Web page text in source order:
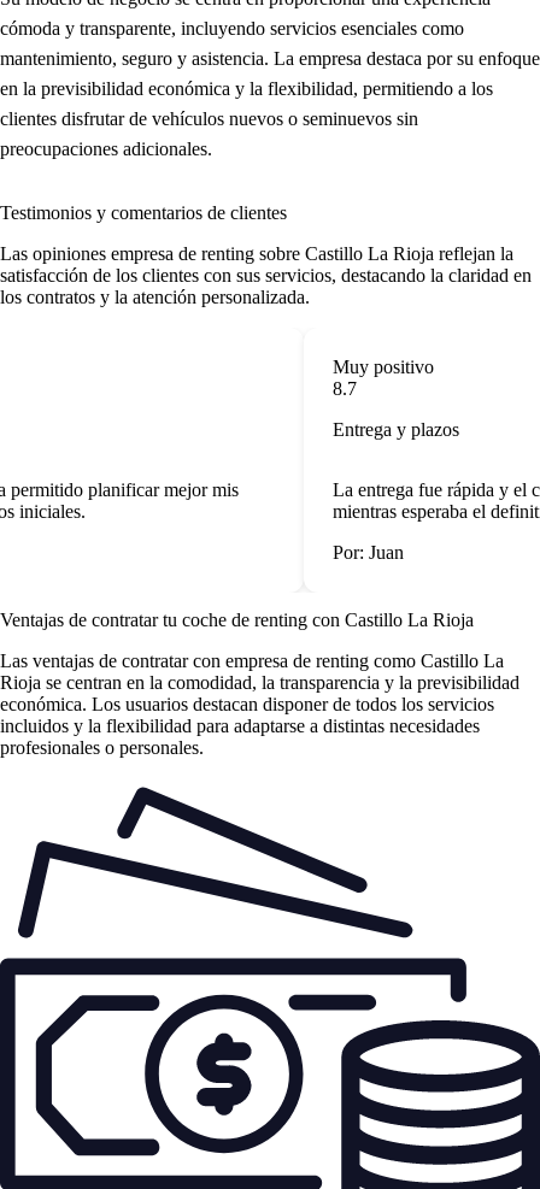
cómoda y transparente, incluyendo servicios esenciales como
mantenimiento, seguro y asistencia. La empresa destaca por su enfoque
en la previsibilidad económica y la flexibilidad, permitiendo a los
clientes disfrutar de vehículos nuevos o seminuevos sin
preocupaciones adicionales.
Testimonios y comentarios de clientes
Las opiniones empresa de renting sobre Castillo La Rioja reflejan la
satisfacción de los clientes con sus servicios, destacando la claridad en
los contratos y la atención personalizada.
planificar mejor mis
iniciales.
Muy positivo
8.7
Entrega y plazos
La entrega fue rápida y el
mientras esperaba el
Por: Juan
Ventajas de contratar tu coche de renting con Castillo La Rioja
Las ventajas de contratar con empresa de renting como Castillo La
Rioja se centran en la comodidad, la transparencia y la previsibilidad
económica. Los usuarios destacan disponer de todos los servicios
incluidos y la flexibilidad para adaptarse a distintas necesidades
profesionales o personales.